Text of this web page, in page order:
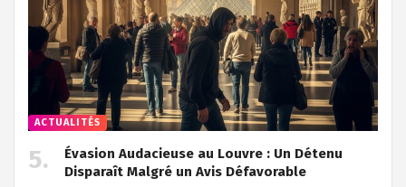
ACTUALITÉS
Évasion Audacieuse au Louvre : Un Détenu
Disparaît Malgré un Avis Défavorable